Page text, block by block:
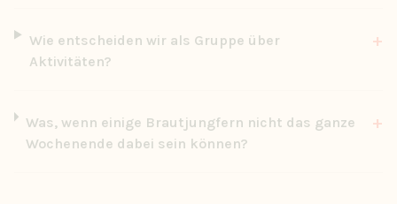
Wie entscheiden wir als Gruppe über
Aktivitäten?
+
Was, wenn einige Brautjungfern nicht das ganze
Wochenende dabei sein können?
+